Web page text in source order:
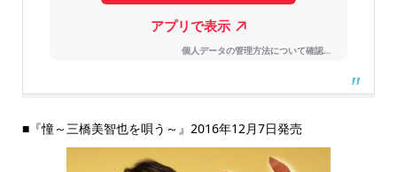
■『憧～三橋美智也を唄う～』2016年12月7日発売